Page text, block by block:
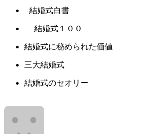
結婚式白書
結婚式１００
結婚式に秘められた価値
三大結婚式
結婚式のセオリー